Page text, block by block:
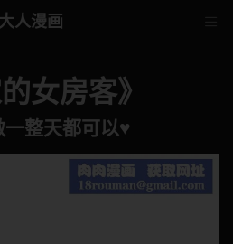
大人漫画
女房客》
一整天都可以♥